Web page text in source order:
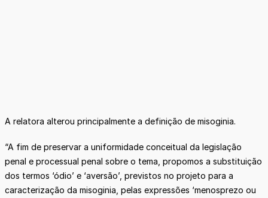
A relatora alterou principalmente a definição de misoginia.
“A fim de preservar a uniformidade conceitual da legislação
penal e processual penal sobre o tema, propomos a substituição
dos termos ‘ódio’ e ‘aversão’, previstos no projeto para a
caracterização da misoginia, pelas expressões ‘menosprezo ou